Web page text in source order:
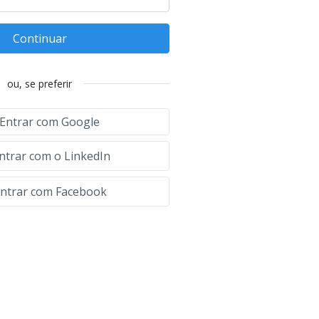
Continuar
ou, se preferir
com Google
com o LinkedIn
com Facebook